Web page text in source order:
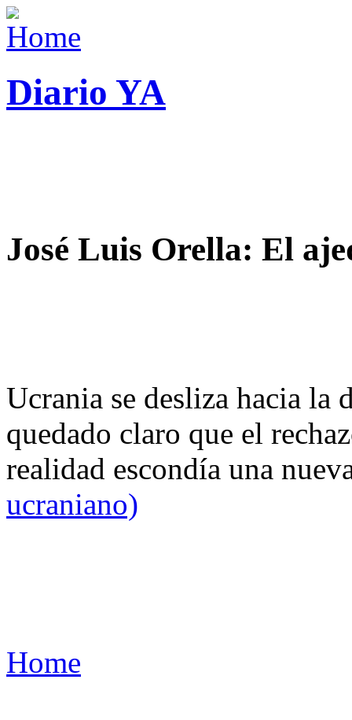
Diario YA
José Luis Orella: El
Ucrania se desliza hacia
quedado claro que el
realidad escondía una
ucraniano)
Home